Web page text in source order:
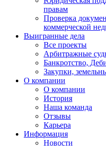
правам
Проверка
коммерческой
Выигранные дела
Все проекты
Арбитражные
Банкротство,
Закупки,
О компании
О компании
История
Наша команда
Отзывы
Карьера
Информация
Новости